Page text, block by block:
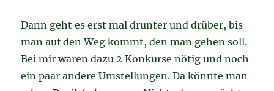
Dann geht es erst mal drunter und drüber, bis
man auf den Weg kommt, den man gehen soll.
Bei mir waren dazu 2 Konkurse nötig und noch
ein paar andere Umstellungen. Da könnte man